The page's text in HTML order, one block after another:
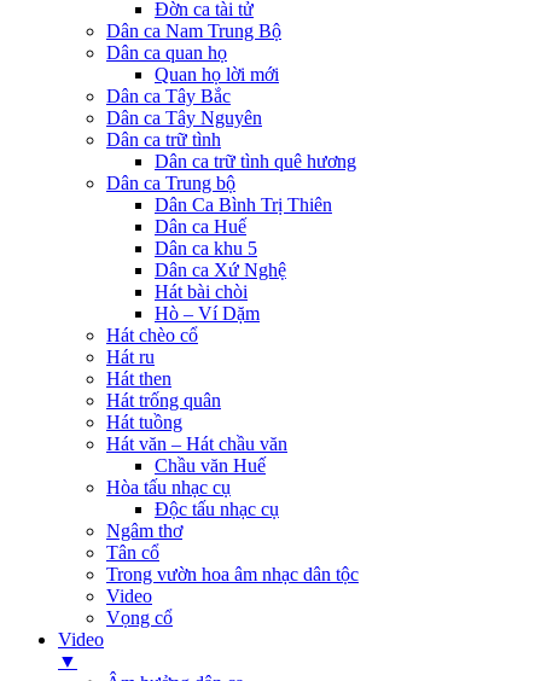
Đờn ca tài tử
Dân ca Nam Trung Bộ
Dân ca quan họ
Quan họ lời mới
Dân ca Tây Bắc
Dân ca Tây Nguyên
Dân ca trữ tình
Dân ca trữ tình quê hương
Dân ca Trung bộ
Dân Ca Bình Trị Thiên
Dân ca Huế
Dân ca khu 5
Dân ca Xứ Nghệ
Hát bài chòi
Hò – Ví Dặm
Hát chèo cổ
Hát ru
Hát then
Hát trống quân
Hát tuồng
Hát văn – Hát chầu văn
Chầu văn Huế
Hòa tấu nhạc cụ
Độc tấu nhạc cụ
Ngâm thơ
Tân cổ
Trong vườn hoa âm nhạc dân tộc
Video
Vọng cổ
Video
▼